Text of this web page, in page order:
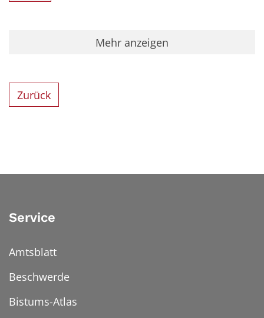
Mehr anzeigen
Zurück
Service
Amtsblatt
Beschwerde
Bistums-Atlas